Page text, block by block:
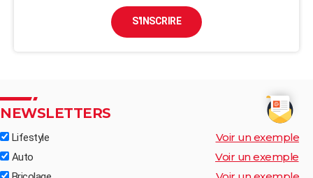
S'INSCRIRE
NEWSLETTERS
Lifestyle Voir un exemple
Auto Voir un exemple